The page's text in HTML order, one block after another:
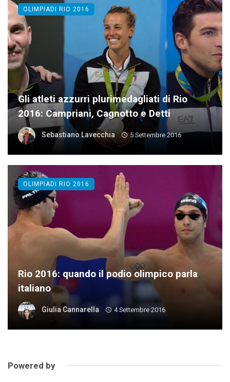
Gli atleti azzurri plurimedagliati di Rio
2016: Campriani, Cagnotto e Detti
Sebastiano Lavecchia 5 Settembre 2016
OLIMPIADI RIO 2016
Rio 2016: quando il podio olimpico parla
italiano
Giulia Cannarella 4 Settembre 2016
OLIMPIADI RIO 2016
Powered by